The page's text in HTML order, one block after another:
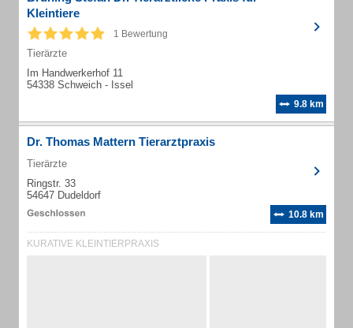
Kleintiere
1 Bewertung
Tierärzte
Im Handwerkerhof 11
54338 Schweich - Issel
9.8 km
Dr. Thomas Mattern Tierarztpraxis
Tierärzte
Ringstr. 33
54647 Dudeldorf
10.8 km
KURATIVE KLEINTIERPRAXIS